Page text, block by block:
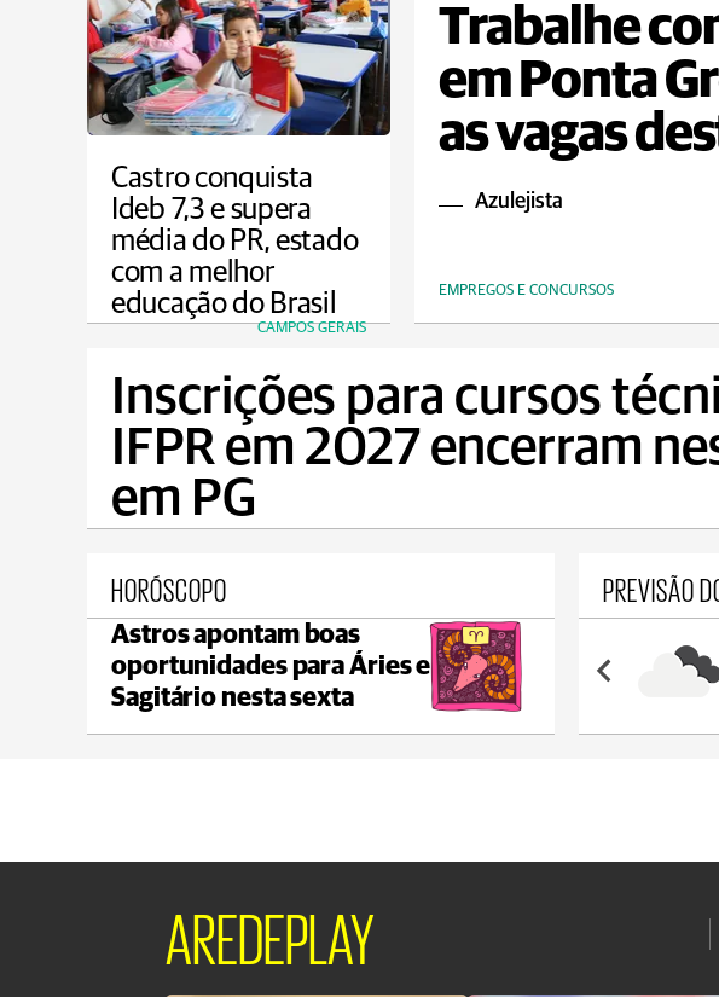
Trabalhe
em Ponta
as vagas
Azulejista
EMPREGOS E CONCURSOS
Castro conquista
Ideb 7,3 e supera
média do PR, estado
com a melhor
educação do Brasil
CAMPOS GERAIS
Inscrições para cursos
IFPR em 2027 encerram
em PG
HORÓSCOPO
Astros apontam boas
oportunidades para Áries e
Sagitário nesta sexta
PREVISÃO
Ponta Grossa
max 21°C min 18°C
AREDEPLAY